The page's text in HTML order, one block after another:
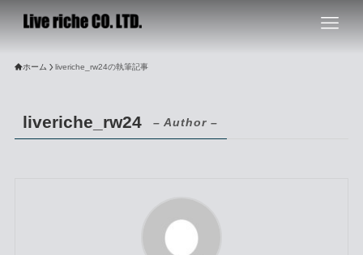
ホーム liveriche_rw24の執筆記事
liveriche_rw24 – Author –